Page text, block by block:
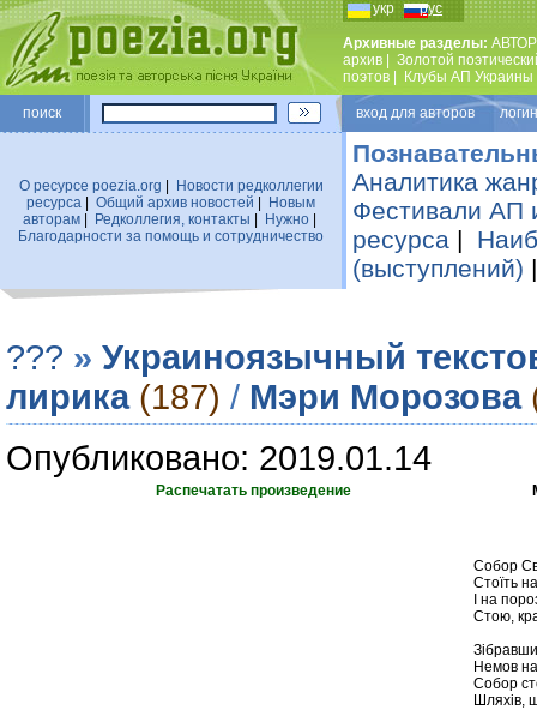
укр рус
Архивные разделы:
архив
Золотой
поэтов
Клубы АП Украины
поиск вход для авторов
О ресурсе poezia.org
Новости редколлегии
ресурса
Общий архив новостей
Новым
авторам| Редколлегия, контакты Нужно|
Благодарности за помощь и сотрудничество
Аналитика
Фестивали АП
ресурса |
(выступлений)
??? » Украиноязычный
лирика (187) / Мэри Морозова
Опубликовано: 2019.01.14
Распечатать произведение
Собор
Стоїть
І на
Стою,
Немов
Собор
Шляхів,